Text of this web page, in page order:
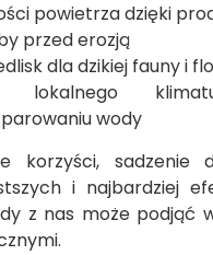
powietrza dzięki
przed erozją
dla dzikiej fauny i
lokalnego
wody
korzyści, sadzenie
i najbardziej
z nas może podjąć